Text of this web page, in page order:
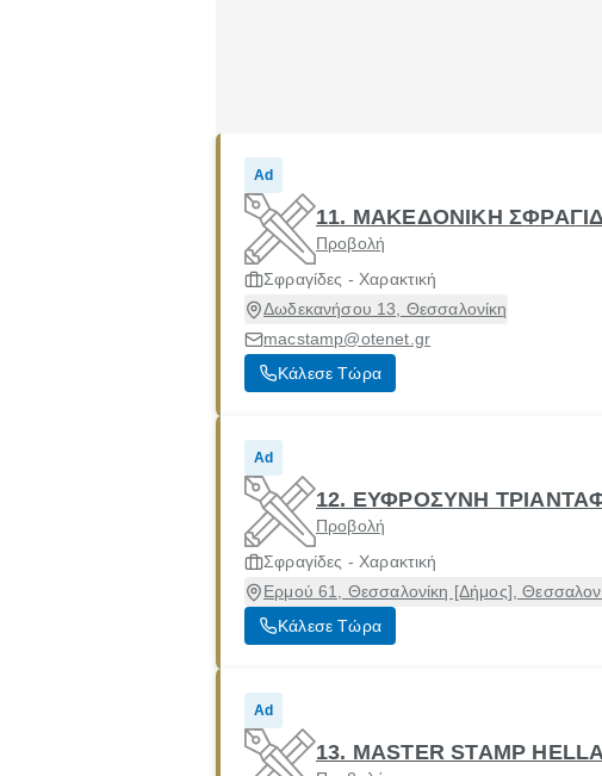
Ad
11. ΜΑΚΕΔΟΝΙΚΗ
Προβολή
Σφραγίδες - Χαρακτική
Δωδεκανήσου 13, Θεσσαλονίκη
macstamp@otenet.gr
Κάλεσε Τώρα
Ad
12. ΕΥΦΡΟΣΥΝΗ
Προβολή
Σφραγίδες - Χαρακτική
Ερμού 61, Θεσσαλονίκη [Δήμος],
Κάλεσε Τώρα
Ad
13. MASTER STAMP